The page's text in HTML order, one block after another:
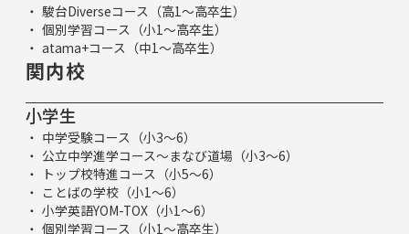
駿台Diverseコース（高1～高卒生）
個別学習コース（小1～高卒生）
atama+コース（中1～高卒生）
関内校
小学生
中学受験コース（小3～6）
公立中学進学コース～まなび道場（小3～6）
トップ校特進コース（小5～6）
ことばの学校（小1～6）
小学英語YOM-TOX（小1～6）
個別学習コース（小1～高卒生）